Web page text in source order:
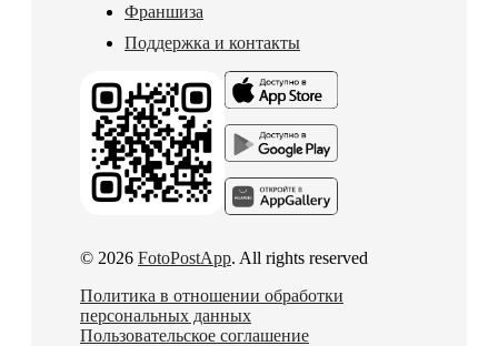
Франшиза
Поддержка и контакты
© 2026 FotoPostApp. All rights reserved
Политика в отношении обработки
персональных данных
Пользовательское соглашение